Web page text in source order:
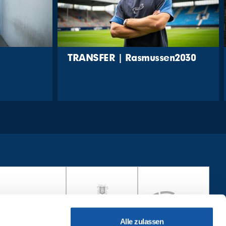
Alle zulassen
TRANSFER | Rasmussen2030